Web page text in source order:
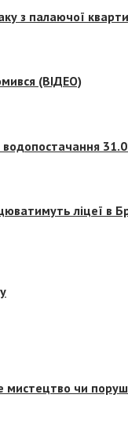
з палаючої
(ВІДЕО)
ліцеї в
мистецтво чи